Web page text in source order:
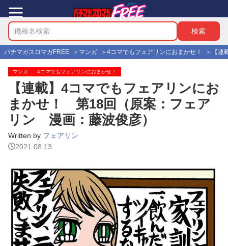
パチマガスロマガFREE マンガ 4コマでもフェアリンにおまかせ！ 【
マンガ 4コマでもフェアリンにおまかせ！
【連載】4コマでもフェアリンにお
まかせ！ 第18回（原案：フェア
リン 漫画：藤波俊彦）
Written by フェアリン
2021.08.13